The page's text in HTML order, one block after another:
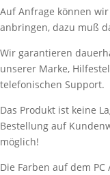
Auf Anfrage können
anbringen, dazu muß
Wir garantieren
unserer Marke,
telefonischen Support.
Das Produkt ist keine
Bestellung auf
möglich!
Die Farben auf dem